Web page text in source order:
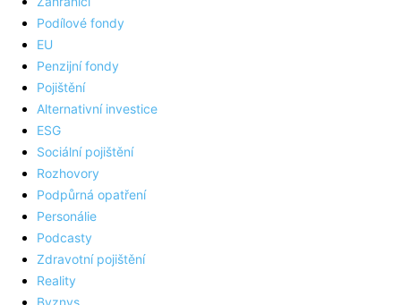
Podílové fondy
EU
Penzijní fondy
Pojištění
Alternativní investice
ESG
Sociální pojištění
Rozhovory
Podpůrná opatření
Personálie
Podcasty
Zdravotní pojištění
Reality